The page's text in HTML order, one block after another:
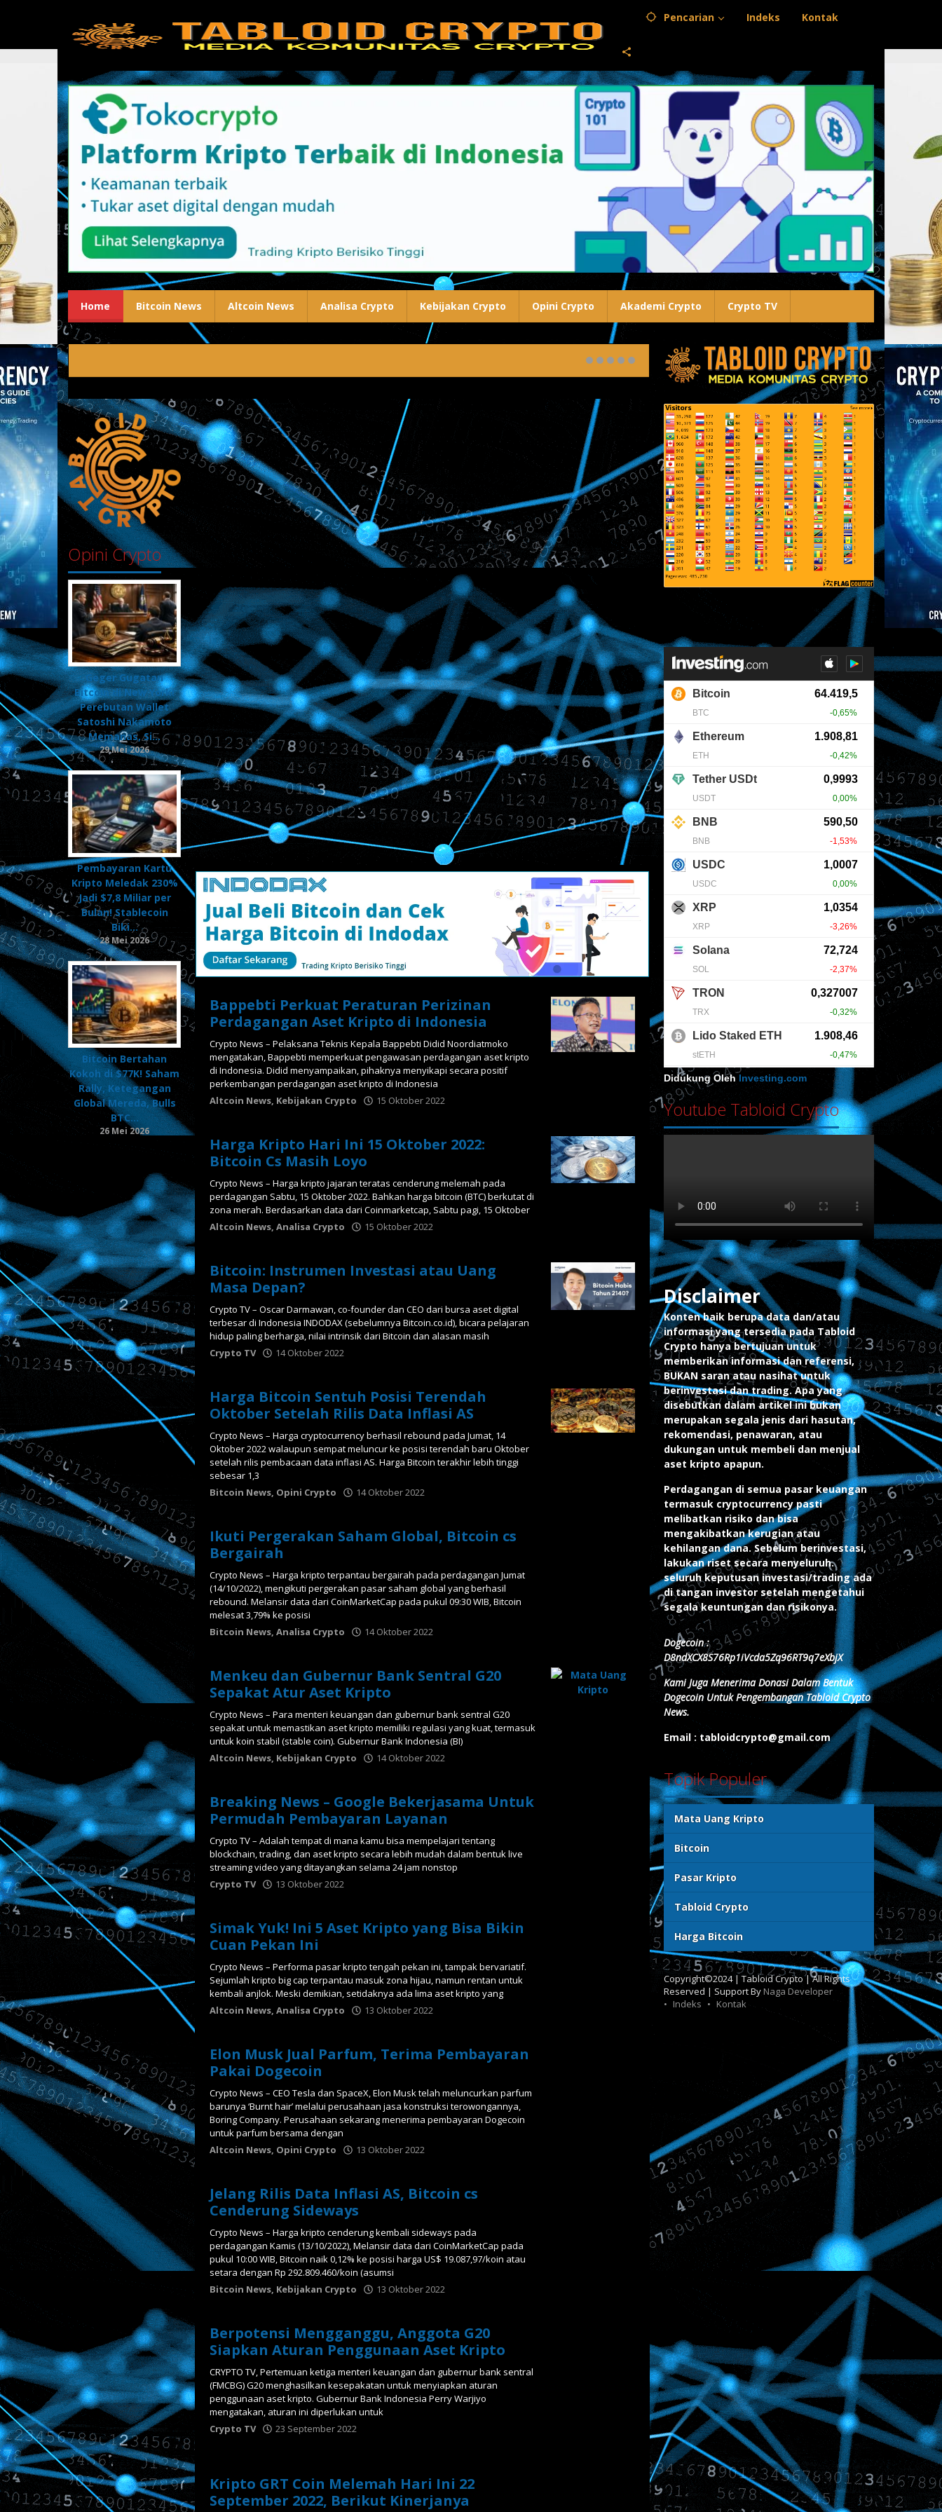
Pencarian Indeks Kontak
Home Bitcoin News Altcoin News Analisa Crypto Kebijakan Crypto Opini Crypto Akademi Crypto Crypto TV
Opini Crypto
Geger Gugatan
Bitcoin di New York!
Perebutan Wallet
Satoshi Nakamoto
Memanas, Si…
29 Mei 2026
Pembayaran Kartu
Kripto Meledak 230%
Jadi $7,8 Miliar per
Bulan! Stablecoin
Biki…
28 Mei 2026
Bitcoin Bertahan
Kokoh di $77K! Saham
Rally, Ketegangan
Global Mereda, Bulls
BTC…
26 Mei 2026
Tabloid
Crypto
Bappebti Perkuat Peraturan Perizinan
Perdagangan Aset Kripto di Indonesia
Crypto News – Pelaksana Teknis Kepala Bappebti Didid Noordiatmoko
mengatakan, Bappebti memperkuat pengawasan perdagangan aset kripto
di Indonesia. Didid menyampaikan, pihaknya menyikapi secara positif
perkembangan perdagangan aset kripto di Indonesia
Altcoin News, Kebijakan Crypto 15 Oktober 2022
Harga Kripto Hari Ini 15 Oktober 2022:
Bitcoin Cs Masih Loyo
Crypto News – Harga kripto jajaran teratas cenderung melemah pada
perdagangan Sabtu, 15 Oktober 2022. Bahkan harga bitcoin (BTC) berkutat di
zona merah. Berdasarkan data dari Coinmarketcap, Sabtu pagi, 15 Oktober
Altcoin News,Analisa Crypto 15 Oktober 2022
Bitcoin: Instrumen Investasi atau Uang
Masa Depan?
Crypto TV – Oscar Darmawan, co-founder dan CEO dari bursa aset digital
terbesar di Indonesia INDODAX (sebelumnya Bitcoin.co.id), bicara pelajaran
hidup paling berharga, nilai intrinsik dari Bitcoin dan alasan masih
Crypto TV
14 Oktober 2022
Harga Bitcoin Sentuh Posisi Terendah
Oktober Setelah Rilis Data Inflasi AS
Crypto News – Harga cryptocurrency berhasil rebound pada Jumat, 14
Oktober 2022 walaupun sempat meluncur ke posisi terendah baru Oktober
setelah rilis pembacaan data inflasi AS. Harga Bitcoin terakhir lebih tinggi
sebesar 1,3
Bitcoin News, Opini Crypto 14 Oktober 2022
Ikuti Pergerakan Saham Global, Bitcoin cs
Bergairah
Crypto News – Harga kripto terpantau bergairah pada perdagangan Jumat
(14/10/2022), mengikuti pergerakan pasar saham global yang berhasil
rebound. Melansir data dari CoinMarketCap pada pukul 09:30 WIB, Bitcoin
melesat 3,79% ke posisi
Bitcoin News,Analisa Crypto 14 Oktober 2022
Menkeu dan Gubernur Bank Sentral G20
Sepakat Atur Aset Kripto
Crypto News – Para menteri keuangan dan gubernur bank sentral G20
sepakat untuk memastikan aset kripto memiliki regulasi yang kuat, termasuk
untuk koin stabil (stable coin). Gubernur Bank Indonesia (BI)
Altcoin News, Kebijakan Crypto 14 Oktober 2022
Breaking News – Google Bekerjasama Untuk
Permudah Pembayaran Layanan
Crypto TV – Adalah tempat di mana kamu bisa mempelajari tentang
blockchain, trading, dan aset kripto secara lebih mudah dalam bentuk live
streaming video yang ditayangkan selama 24 jam nonstop
Crypto TV
13 Oktober 2022
Simak Yuk! Ini 5 Aset Kripto yang Bisa Bikin
Cuan Pekan Ini
Crypto News – Performa pasar kripto tengah pekan ini, tampak bervariatif.
Sejumlah kripto big cap terpantau masuk zona hijau, namun rentan untuk
kembali anjlok. Meski demikian, setidaknya ada lima aset kripto yang
Altcoin News,Analisa Crypto 13 Oktober 2022
Elon Musk Jual Parfum, Terima Pembayaran
Pakai Dogecoin
Crypto News – CEO Tesla dan SpaceX, Elon Musk telah meluncurkan parfum
barunya ‘Burnt hair’ melalui perusahaan jasa konstruksi terowongannya,
Boring Company. Perusahaan sekarang menerima pembayaran Dogecoin
untuk parfum bersama dengan
Altcoin News, Opini Crypto 13 Oktober 2022
Jelang Rilis Data Inflasi AS, Bitcoin cs
Cenderung Sideways
Crypto News – Harga kripto cenderung kembali sideways pada
perdagangan Kamis (13/10/2022), Melansir data dari CoinMarketCap pada
pukul 10:00 WIB, Bitcoin naik 0,12% ke posisi harga US$ 19.087,97/koin atau
setara dengan Rp 292.809.460/koin (asumsi
Bitcoin News, Kebijakan Crypto 13 Oktober 2022
Berpotensi Mengganggu, Anggota G20
Siapkan Aturan Penggunaan Aset Kripto
CRYPTO TV, Pertemuan ketiga menteri keuangan dan gubernur bank sentral
(FMCBG) G20 menghasilkan kesepakatan untuk menyiapkan aturan
penggunaan aset kripto. Gubernur Bank Indonesia Perry Warjiyo
mengatakan, aturan ini diperlukan untuk
Crypto TV
23 September 2022
Kripto GRT Coin Melemah Hari Ini 22
September 2022, Berikut Kinerjanya
Didukung Oleh Investing.com
Youtube Tabloid Crypto
Disclaimer
Konten baik berupa data dan/atau
informasi yang tersedia pada Tabloid
Crypto hanya bertujuan untuk
memberikan informasi dan referensi,
BUKAN saran atau nasihat untuk
berinvestasi dan trading. Apa yang
disebutkan dalam artikel ini bukan
merupakan segala jenis dari hasutan,
rekomendasi, penawaran, atau
dukungan untuk membeli dan menjual
aset kripto apapun.
Perdagangan di semua pasar keuangan
termasuk cryptocurrency pasti
melibatkan risiko dan bisa
mengakibatkan kerugian atau
kehilangan dana. Sebelum berinvestasi,
lakukan riset secara menyeluruh.
seluruh keputusan investasi/trading ada
di tangan investor setelah mengetahui
segala keuntungan dan risikonya.
Dogecoin :
D8ndXCX8S76Rp1iVcda5Zq96RT9q7eXbjX
Kami Juga Menerima Donasi Dalam Bentuk
Dogecoin Untuk Pengembangan Tabloid Crypto
News.
Email : tabloidcrypto@gmail.com
Topik Populer
Mata Uang Kripto
Bitcoin
Pasar Kripto
Tabloid Crypto
Harga Bitcoin
Copyright©2024 | Tabloid Crypto | All Rights
Reserved | Support By Naga Developer
Indeks
Kontak